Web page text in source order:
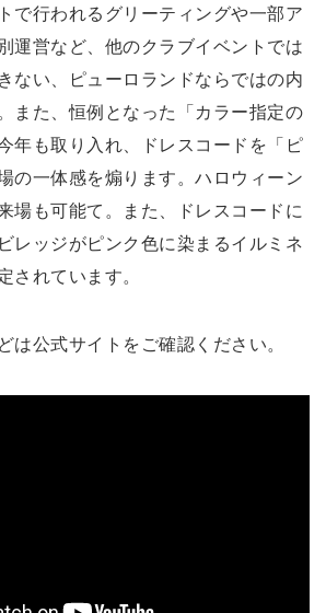
で行われるグリーティングや一部ア
運営など、他のクラブイベントでは
ない、ピューロランドならではの内
また、恒例となった「カラー指定の
年も取り入れ、ドレスコードを「ピ
の一体感を煽ります。ハロウィーン
場も可能て。また、ドレスコードに
レッジがピンク色に染まるイルミネ
されています。
は公式サイトをご確認ください。